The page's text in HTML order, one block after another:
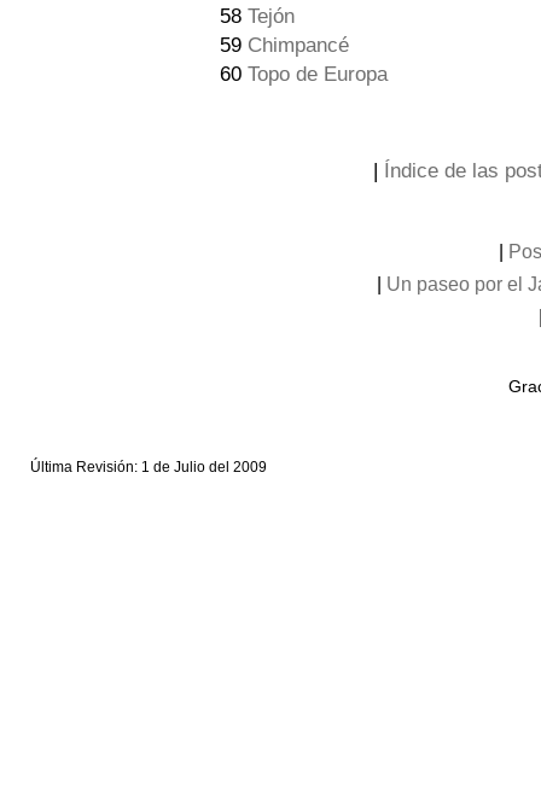
58 Tejón
59 Chimpancé
60 Topo de Europa
| Índice de las
Un paseo por el
Última Revisión: 1 de Julio del 2009